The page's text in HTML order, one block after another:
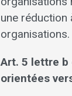
une réduction
organisations.
Art. 5 lettre b
orientées